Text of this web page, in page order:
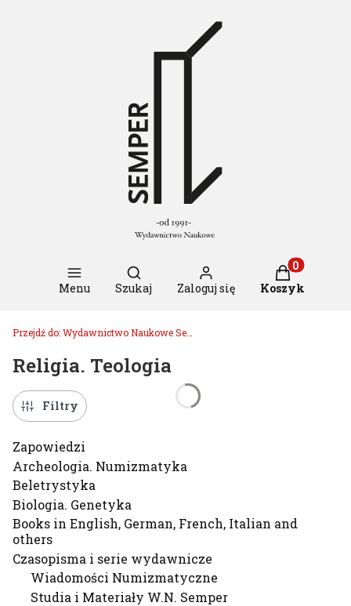
Menu
Otwórz wyszukiwarkę
Szukaj Zaloguj się
Produkty w
Koszyk
Przejdź do:Wydawnictwo Naukowe Semper
Religia. Teologia
Filtry
Zapowiedzi
Archeologia. Numizmatyka
Beletrystyka
Biologia. Genetyka
Books in English, German, French, Italian and
others
Czasopisma i serie wydawnicze
Wiadomości Numizmatyczne
Studia i Materiały W.N. Semper